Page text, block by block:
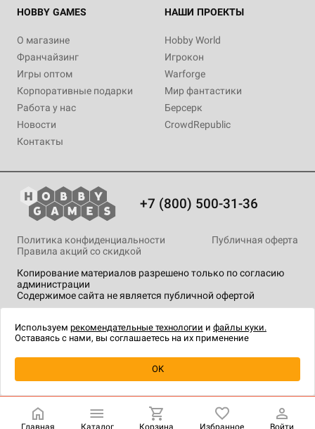
HOBBY GAMES
О магазине
Франчайзинг
Игры оптом
Корпоративные подарки
Работа у нас
Новости
Контакты
НАШИ ПРОЕКТЫ
Hobby World
Игрокон
Warforge
Мир фантастики
Берсерк
CrowdRepublic
+7 (800) 500-31-36
Копирование материалов разрешено только по согласию
администрации
Содержимое сайта не является публичной офертой
Политика конфиденциальности
Публичная оферта
Правила акций со скидкой
технологии .
Главная Каталог Корзина Избранное Войти
Используем рекомендательные технологии и файлы куки.
Оставаясь с нами, вы соглашаетесь на их применение
OK